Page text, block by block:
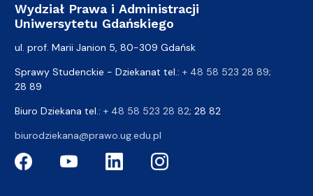
Wydział Prawa i Administracji
Uniwersytetu Gdańskiego
ul. prof. Marii Janion 5, 80-309 Gdańsk
Sprawy Studenckie - Dziekanat tel.: + 48 58 523 28 89;
28 89
Biuro Dziekana tel.: + 48 58 523 28 82; 28 82
biurodziekana@prawo.ug.edu.pl